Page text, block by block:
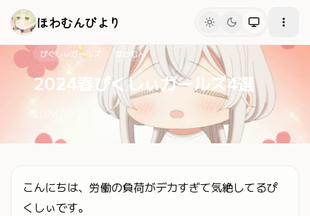
メインコンテンツへスキップ
ほわむんびより
ぴくしぃガールズ ほわむん
2024春ぴくしぃガールズ4選
こんにちは、労働の負荷がデカすぎて気絶してるぴ
くしぃです。